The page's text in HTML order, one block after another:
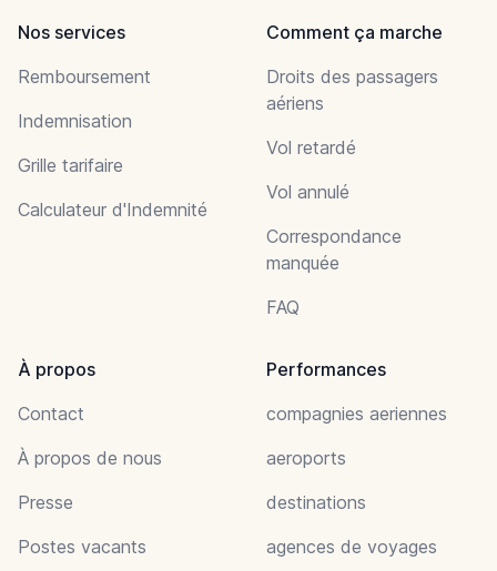
Nos services
Remboursement
Indemnisation
Grille tarifaire
Calculateur d'Indemnité
Comment ça marche
Droits des passagers
aériens
Vol retardé
Vol annulé
Correspondance
manquée
FAQ
À propos
Contact
À propos de nous
Presse
Postes vacants
Performances
compagnies aeriennes
aeroports
destinations
agences de voyages